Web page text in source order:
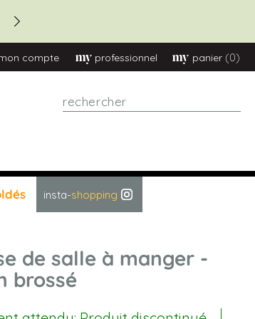
compte professionnel panier (0)
Rechercher
insta-shopping
de salle à manger -
brossé